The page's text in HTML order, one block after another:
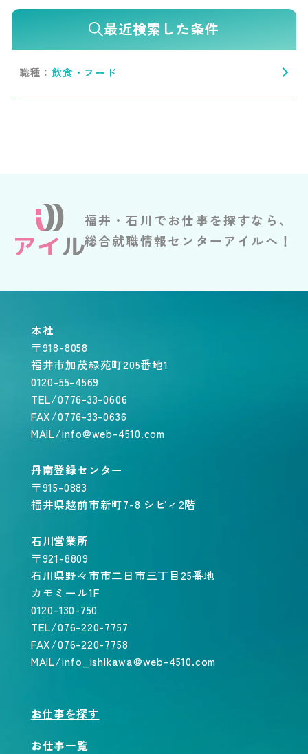
最近検索した条件
職種：飲食・フード
福井・石川でお仕事を探すなら、
総合就職情報センターアイルへ！
本社
〒918-8058
福井市加茂緑苑町205番地1
0120-55-4569
TEL/0776-33-0606
FAX/0776-33-0636
MAIL/info@web-4510.com
丹南登録センター
〒915-0883
福井県越前市新町7-8 シピィ2階
石川営業所
〒921-8809
石川県野々市市二日市三丁目25番地
カモミール1F
0120-130-750
TEL/076-220-7757
FAX/076-220-7758
MAIL/info_ishikawa@web-4510.com
お仕事を探す
お仕事一覧